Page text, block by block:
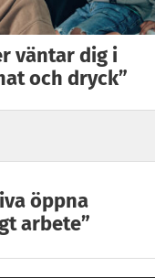
väntar dig i
och dryck”
öppna
arbete”